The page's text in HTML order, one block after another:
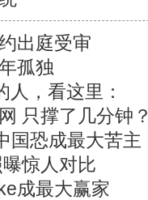
出庭受审
孤独
人，看这里：
只撑了几分钟
国恐成最大苦主
惊人对比
成最大赢家